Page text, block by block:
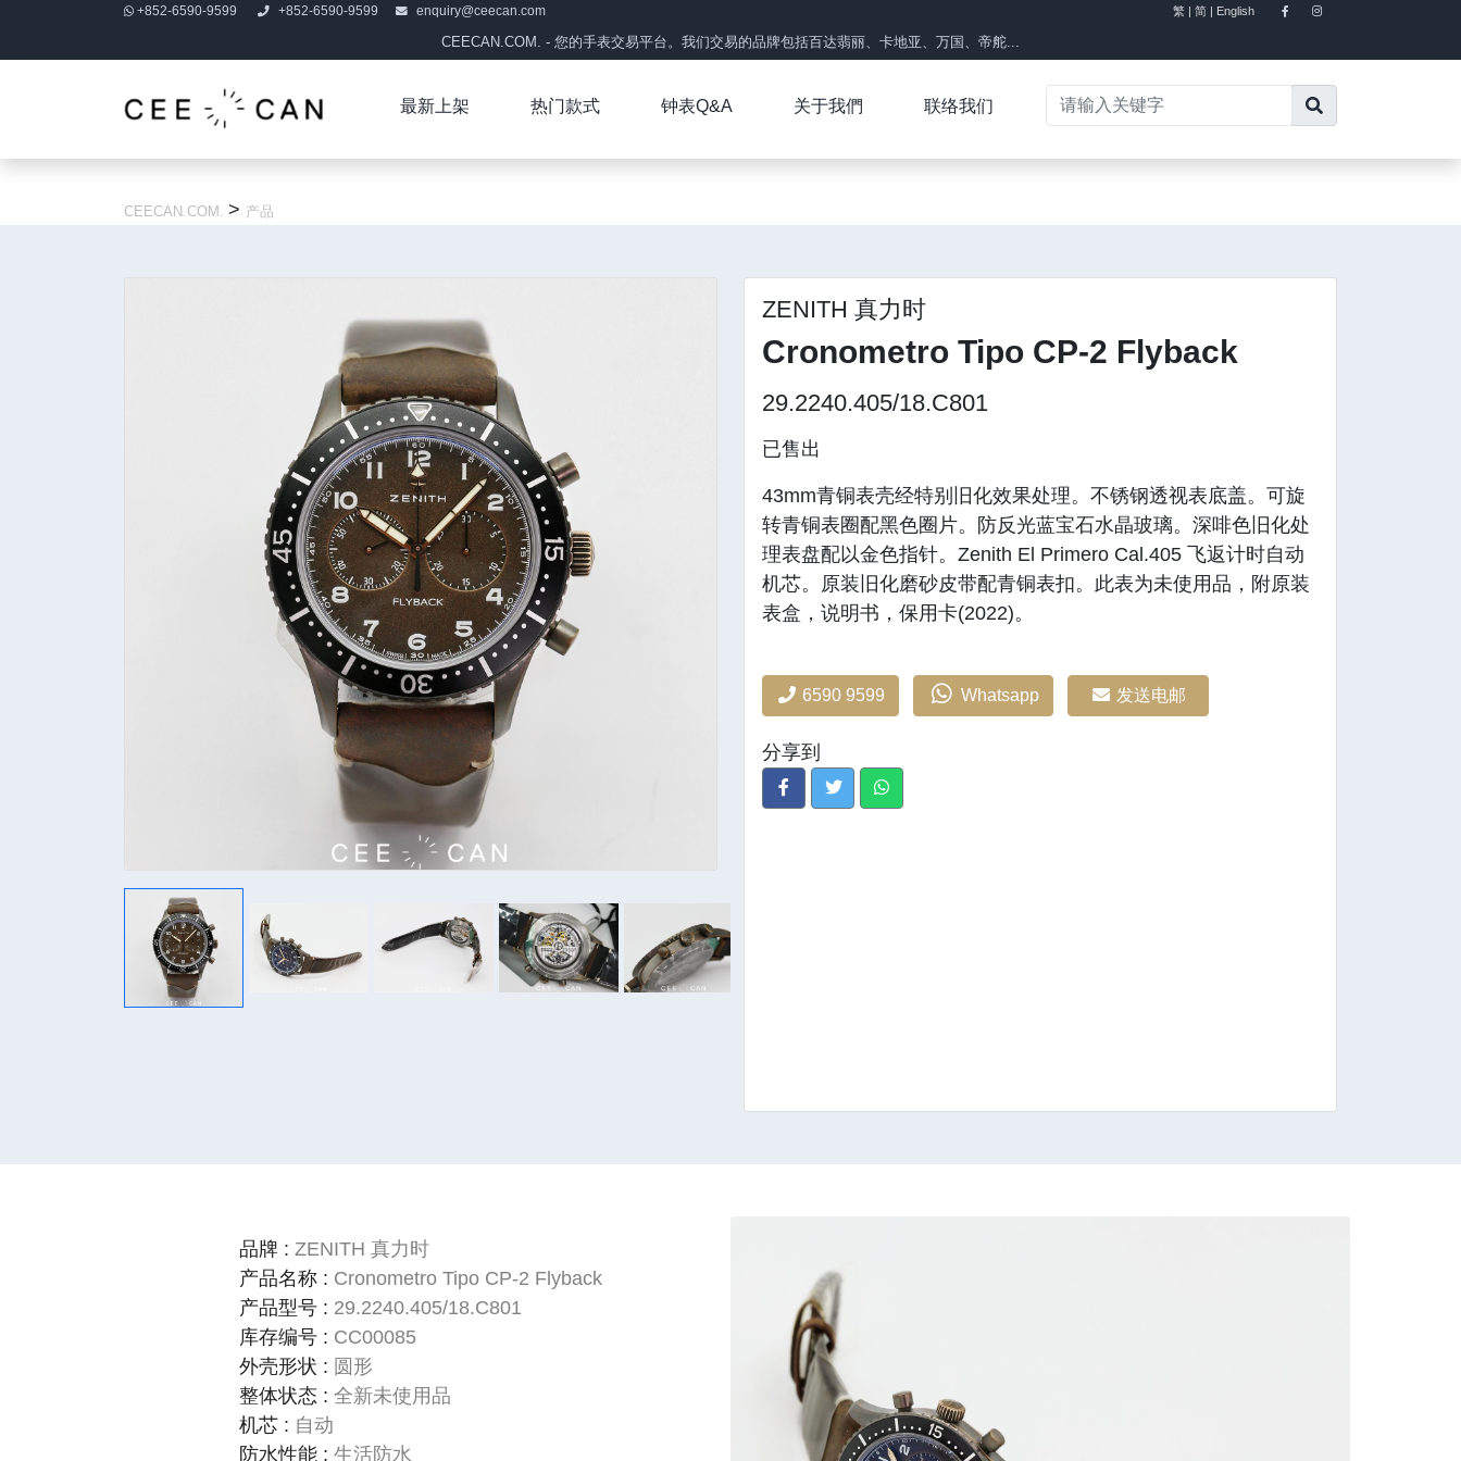
+852-6590-9599 +852-6590-9599 enquiry@ceecan.com 繁 | 简 | English
CEECAN.COM. - 您的手表交易平台。我们交易的品牌包括百达翡丽、卡地亚、万国、帝舵...
最新上架 热门款式 钟表Q&A 关于我們 联络我们
CEECAN.COM. > 产品
ZENITH 真力时
Cronometro Tipo CP-2 Flyback
29.2240.405/18.C801
已售出
43mm青铜表壳经特别旧化效果处理。不锈钢透视表底盖。可旋
转青铜表圈配黑色圈片。防反光蓝宝石水晶玻璃。深啡色旧化处
理表盘配以金色指针。Zenith El Primero Cal.405 飞返计时自动
机芯。原装旧化磨砂皮带配青铜表扣。此表为未使用品，附原装
表盒，说明书，保用卡(2022)。
6590 9599 Whatsapp 发送电邮
分享到
品牌 : ZENITH 真力时
产品名称 : Cronometro Tipo CP-2 Flyback
产品型号 : 29.2240.405/18.C801
库存编号 : CC00085
外壳形状 : 圆形
整体状态 : 全新未使用品
机芯 : 自动
防水性能 : 生活防水